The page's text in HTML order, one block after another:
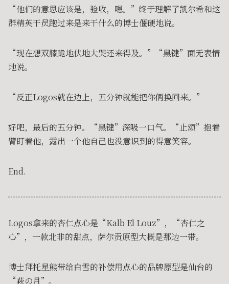
“他们的意思应该是，验收，嗯。”终于理解了凯尔希和这
群精英干员跑过来是来干什么的博士僵硬地说。
“现在想双膝跪地伏地大哭还来得及。”“黑键”面无表情
地说。
“反正Logos就在边上，五分钟就能把你俩换回来。”
好吧，最后的五分钟。“黑键”深吸一口气。“止颂”抱着
臂盯着他，露出一个他自己也没意识到的得意笑容。
End.
Logos拿来的杏仁点心是“Kalb El Louz”，“杏仁之
心”，一款北非的甜点，萨尔贡原型大概是那边一带。
博士拜托星熊带给白雪的补偿用点心的品牌原型是仙台的
“萩の月”。